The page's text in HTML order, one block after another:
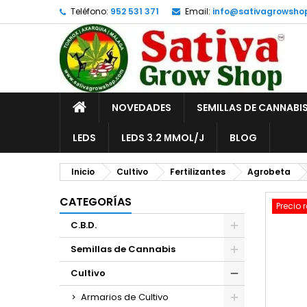
Teléfono: 952 531 371 Email:
INICIONOVEDADES SEMILLAS DE CANNABIS
LEDS LEDS 3.2 ΜMOL/J BLOG
Inicio Cultivo Fertilizantes Agrobeta
CATEGORÍAS
C.B.D.
Semillas de Cannabis
Cultivo
Armarios de Cultivo
Precio